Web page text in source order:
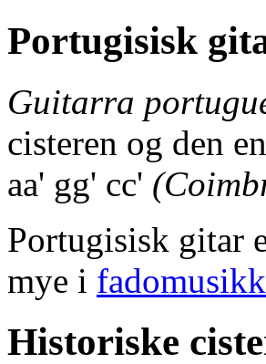
Portugisisk
Guitarra
cisteren og den
aa' gg' cc'
Portugisisk gitar
mye i
Historiske